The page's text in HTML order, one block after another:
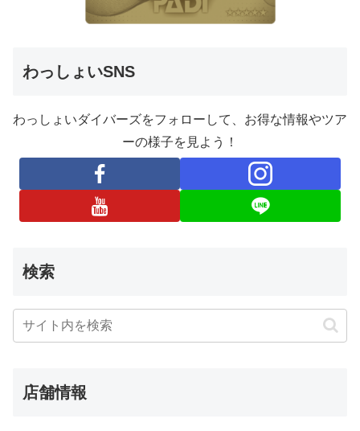
わっしょいSNS
わっしょいダイバーズをフォローして、お得な情報やツア
ーの様子を見よう！
検索
店舗情報